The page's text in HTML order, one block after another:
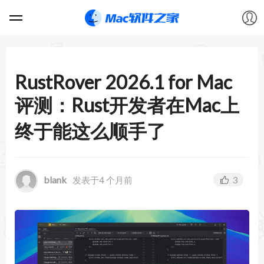
游戏
教程
上传
RustRover 2026.1 for Mac
评测：Rust开发者在Mac上
终于能这么顺手了
blank 发表于4 个月前 3